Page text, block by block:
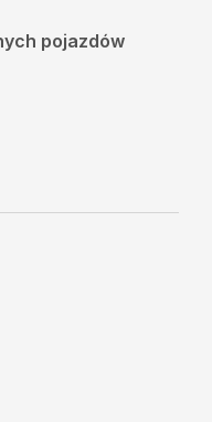
pojazdów